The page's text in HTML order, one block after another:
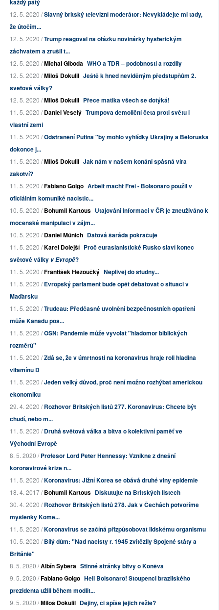
každý pátý
12. 5. 2020 /Slavný britský televizní moderátor: Nevykládejte mi tady,
že útočím...
12. 5. 2020 /Trump reagoval na otázku novinářky hysterickým
záchvatem a zrušil t...
12. 5. 2020 /Michal Giboda WHO a TDR – podobností a rozdíly
12. 5. 2020 /Miloš Dokulil Ještě k hned neviděným předstupňům 2.
světové války?
12. 5. 2020 /Miloš Dokulil Přece matika všech se dotýká!
11. 5. 2020 /Daniel Veselý Trumpova demoliční četa proti světu i
vlastní zemi
11. 5. 2020 /Odstranění Putina "by mohlo vyhlídky Ukrajiny a Běloruska
dokonce j...
11. 5. 2020 /Miloš Dokulil Jak nám v našem konání spásná víra
zakotví?
11. 5. 2020 /Fabiano Golgo Arbeit macht Frei - Bolsonaro použil v
oficiálním komuniké nacistic...
10. 5. 2020 /Bohumil Kartous Utajování informací v ČR je zneužíváno k
mocenské manipulaci v zájm...
10. 5. 2020 /Daniel Münich Datová šaráda pokračuje
11. 5. 2020 /Karel Dolejší Proč eurasianistické Rusko slaví konec
světové války v Evropě?
11. 5. 2020 /František Hezoučký Neplivej do studny...
11. 5. 2020 /Evropský parlament bude opět debatovat o situaci v
Maďarsku
11. 5. 2020 /Trudeau: Předčasné uvolnění bezpečnostních opatření
může Kanadu pos...
11. 5. 2020 /OSN: Pandemie může vyvolat "hladomor biblických
rozměrů"
11. 5. 2020 /Zdá se, že v úmrtnosti na koronavirus hraje roli hladina
vitamínu D
11. 5. 2020 /Jeden velký důvod, proč není možno rozhýbat americkou
ekonomiku
29. 4. 2020 /Rozhovor Britských listů 277. Koronavirus: Chcete být
chudí, nebo m...
11. 5. 2020 /Druhá světová válka a bitva o kolektivní paměť ve
Východní Evropě
8. 5. 2020 /Profesor Lord Peter Hennessy: Vznikne z dnešní
koronavirové krize n...
11. 5. 2020 /Koronavirus: Jižní Korea se obává druhé vlny epidemie
18. 4. 2017 /Bohumil Kartous Diskutujte na Britských listech
30. 4. 2020 /Rozhovor Britských listů 278. Jak v Čechách potvoříme
myšlenky Kome...
11. 5. 2020 /Koronavirus se začíná přizpůsobovat lidskému organismu
10. 5. 2020 /Bílý dům: "Nad nacisty r. 1945 zvítězily Spojené státy a
Británie"
8. 5. 2020 /Albín Sybera Stinné stránky bitvy o Koněva
9. 5. 2020 /Fabiano Golgo Heil Bolsonaro! Stoupenci brazilského
prezidenta užili během modlit...
9. 5. 2020 /Miloš Dokulil Dějiny, či spíše jejich režie?